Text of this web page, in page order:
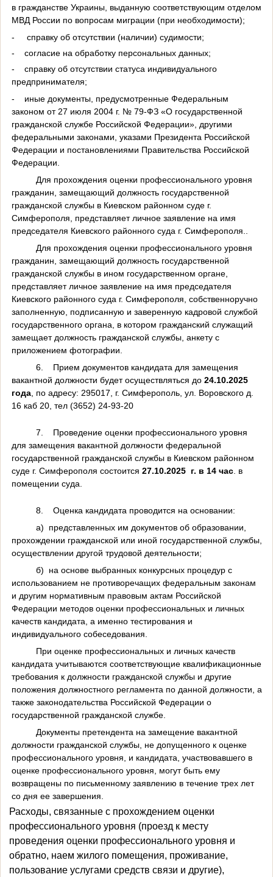
в гражданстве Украины, выданную соответствующим отделом
МВД России по вопросам миграции (при необходимости);
-
справку об отсутствии (наличии) судимости;
-
согласие на обработку персональных данных;
-
справку об отсутствии статуса индивидуального
предпринимателя;
-
иные документы, предусмотренные Федеральным
законом от 27 июля 2004 г. № 79-ФЗ «О государственной
гражданской службе Российской Федерации», другими
федеральными законами, указами Президента Российской
Федерации и постановлениями Правительства Российской
Федерации.
Для прохождения оценки профессионального уровня
гражданин, замещающий должность государственной
гражданской службы в Киевском районном суде г.
Симферополя, представляет личное заявление на имя
председателя Киевского районного суда г. Симферополя..
Для прохождения оценки профессионального уровня
гражданин, замещающий должность государственной
гражданской службы в ином государственном органе,
представляет личное заявление на имя председателя
Киевского районного суда г. Симферополя, собственноручно
заполненную, подписанную и заверенную кадровой службой
государственного органа, в котором гражданский служащий
замещает должность гражданской службы, анкету с
приложением фотографии.
6.
Прием документов кандидата для замещения
вакантной должности будет осуществляться до 24.10.2025
года, по адресу: 295017, г. Симферополь, ул. Воровского д.
16 каб 20, тел (3652) 24-93-20
7.
Проведение оценки профессионального уровня
для замещения вакантной должности федеральной
государственной гражданской службы в Киевском районном
суде г. Симферополя состоится 27.10.2025 г. в 14 час. в
помещении суда.
8.
Оценка кандидата проводится на основании:
а)
представленных им документов об образовании,
прохождении гражданской или иной государственной службы,
осуществлении другой трудовой деятельности;
б)
на основе выбранных конкурсных процедур с
использованием не противоречащих федеральным законам
и другим нормативным правовым актам Российской
Федерации методов оценки профессиональных и личных
качеств кандидата, а именно тестирования и
индивидуального собеседования.
При оценке профессиональных и личных качеств
кандидата учитываются соответствующие квалификационные
требования к должности гражданской службы и другие
положения должностного регламента по данной должности, а
также законодательства Российской Федерации о
государственной гражданской службе.
Документы претендента на замещение вакантной
должности гражданской службы, не допущенного к оценке
профессионального уровня, и кандидата, участвовавшего в
оценке профессионального уровня, могут быть ему
возвращены по письменному заявлению в течение трех лет
со дня ее завершения.
Расходы, связанные с прохождением оценки
профессионального уровня (проезд к месту
проведения оценки профессионального уровня и
обратно, наем жилого помещения, проживание,
пользование услугами средств связи и другие),